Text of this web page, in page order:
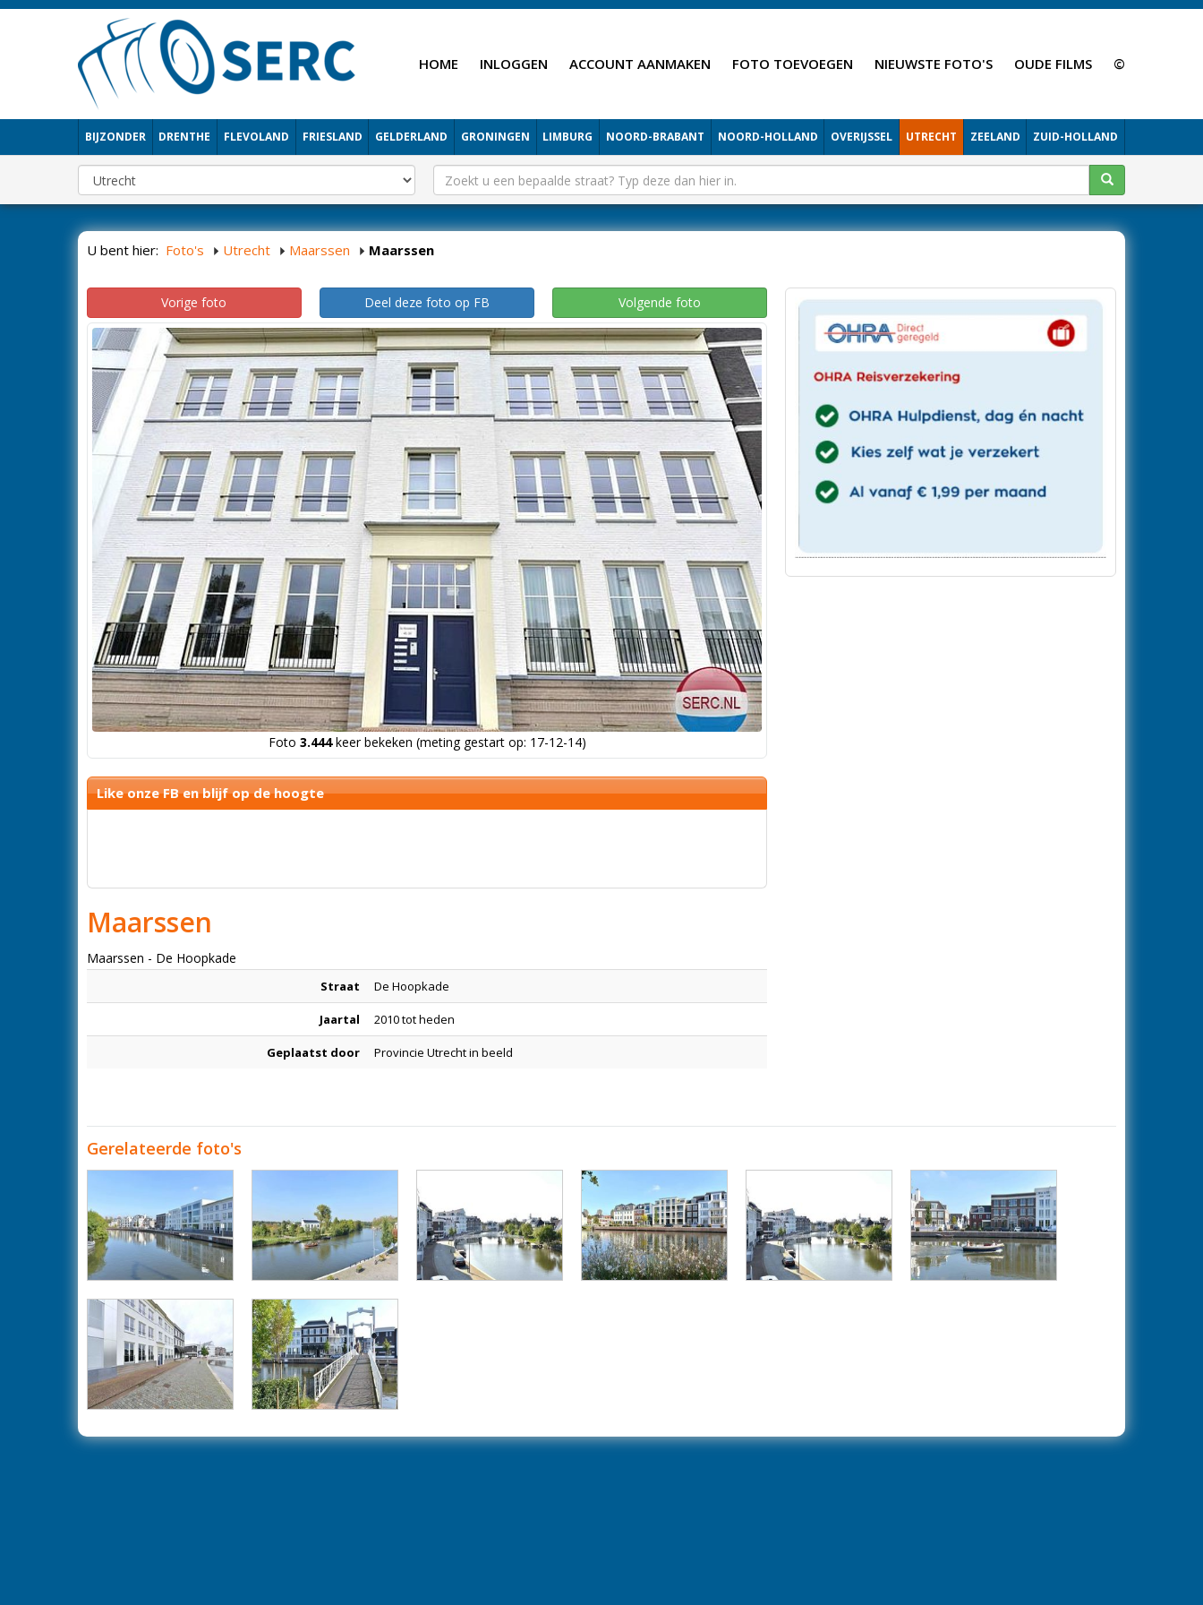
HOME INLOGGEN ACCOUNT AANMAKEN FOTO TOEVOEGEN NIEUWSTE FOTO'S OUDE FILMS ©
BIJZONDER DRENTHE FLEVOLAND FRIESLAND GELDERLAND GRONINGEN LIMBURG NOORD-BRABANT NOORD-HOLLAND OVERIJSSEL UTRECHT ZEELAND ZUID-HOLLAND
U bent hier: Foto's Utrecht Maarssen Maarssen
Vorige foto Deel deze foto op FB Volgende foto
Foto 3.444keer bekeken (meting gestart op: 17-12-14)
Like onze FB en blijf op de hoogte
Maarssen
Maarssen - De Hoopkade
Straat De Hoopkade
Jaartal 2010 tot heden
Geplaatst door Provincie Utrecht in beeld
Gerelateerde foto's